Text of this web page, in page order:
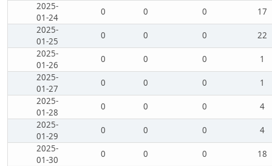
2025-
01-24
0 0 0
17
2025-
01-25
0 0 0
22
2025-
01-26
0 0 0
1
2025-
01-27
0 0 0
1
2025-
01-28
0 0 0
4
2025-
01-29
0 0 0
4
2025-
01-30
0 0 0
18